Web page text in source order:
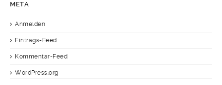
META
Anmelden
Eintrags-Feed
Kommentar-Feed
WordPress.org